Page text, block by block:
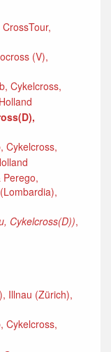
(V),
Cykelcross,
Cykelcross,
Cykelcross(D)),
Illnau (Zürich),
Cykelcross,